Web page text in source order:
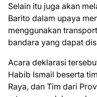
Selain itu juga akan
Barito dalam upaya
menggunakan
bandara yang dapat
Acara deklarasi
Habib Ismail beserta
Raya, dan Tim dari